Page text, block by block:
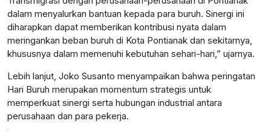
dalam menyalurkan bantuan kepada para buruh. Sinergi ini
diharapkan dapat memberikan kontribusi nyata dalam
meringankan beban buruh di Kota Pontianak dan sekitarnya,
khususnya dalam memenuhi kebutuhan sehari-hari,” ujarnya.
Lebih lanjut, Joko Susanto menyampaikan bahwa peringatan
Hari Buruh merupakan momentum strategis untuk
memperkuat sinergi serta hubungan industrial antara
perusahaan dan para pekerja.